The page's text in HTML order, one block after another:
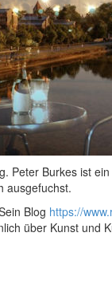
Peter Burkes ist
ausgefuchst.
Blog https://
über Kunst und